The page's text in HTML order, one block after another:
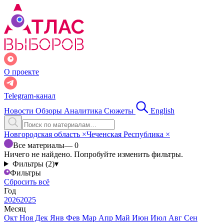
О проекте
Telegram-канал
Новости Обзоры Аналитика Сюжеты English
Новгородская область ×Чеченская Республика ×
Все материалы— 0
Ничего не найдено. Попробуйте изменить фильтры.
Фильтры (2)▾
Фильтры
Сбросить всё
Год
20262025
Месяц
Окт Ноя Дек Янв Фев Мар Апр Май Июн Июл Авг Сен